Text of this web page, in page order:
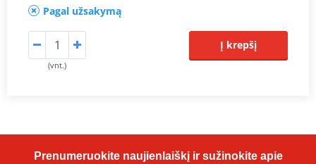
Pagal užsakymą
(vnt.)
Į krepšį
Prenumeruokite naujienlaiškį ir sužinokite apie